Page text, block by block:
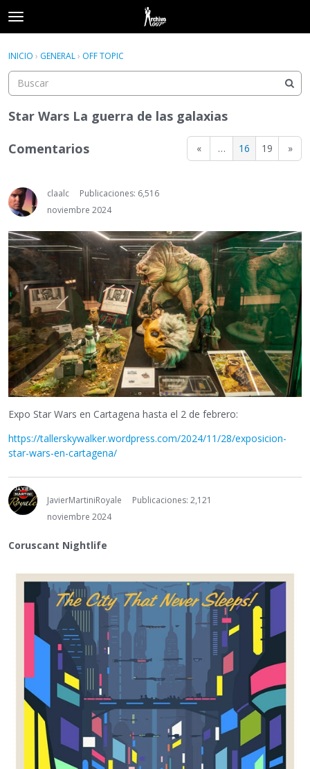
t
o
g
e
m
e
u
Acceder
Acceder Registrarse
INICIO › GENERAL› OFF TOPIC
Star Wars La guerra de las galaxias
« … 16 19 »
Comentarios
claalc
Publicaciones: 6,516
noviembre 2024
Expo Star Wars en Cartagena hasta el 2 de febrero:
https://tallerskywalker.wordpress.com/2024/11/28/exposicion-
star-wars-en-cartagena/
JavierMartiniRoyale
Publicaciones: 2,121
noviembre 2024
Coruscant Nightlife